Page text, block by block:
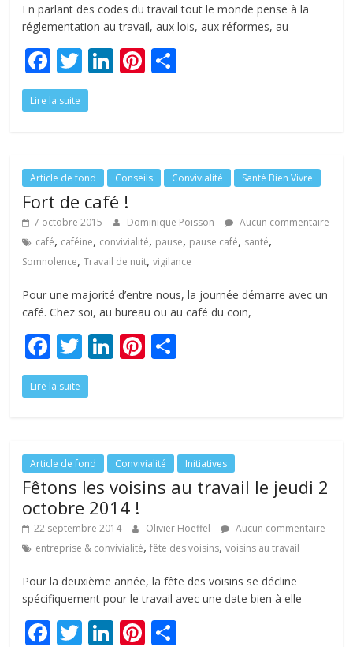
En parlant des codes du travail tout le monde pense à la
réglementation au travail, aux lois, aux réformes, au
F
ac
e
o
o
k
T
w
itt
Li
dI
n
Pi
st er
Lire la suite
Article de fond Conseils Convivialité Santé Bien Vivre
Fort de café !
7 octobre 2015 Dominique Poisson
Aucun commentaire
café, caféine, convivialité, pause, pause café, santé,
Somnolence,Travail de nuit,vigilance
Pour une majorité d’entre nous, la journée démarre avec un
café. Chez soi, au bureau ou au café du coin,
F
ac
e
o
o
k
T
w
itt
Li
dI
n
Pi
st er
Lire la suite
Article de fond Convivialité Initiatives
Fêtons les voisins au travail le jeudi 2
octobre 2014 !
22 septembre 2014 Olivier Hoeffel
Aucun commentaire
entreprise & convivialité,fête des voisins,voisins au travail
Pour la deuxième année, la fête des voisins se décline
spécifiquement pour le travail avec une date bien à elle
F T Li Pi